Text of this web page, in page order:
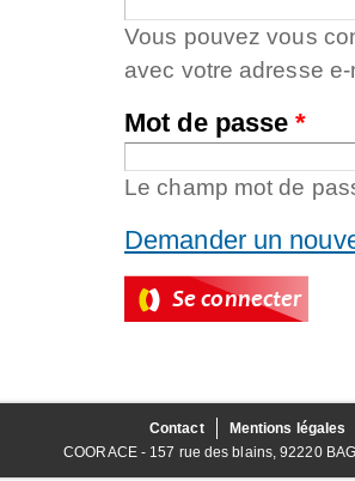
Vous pouvez vous
avec votre adresse e-
Mot de passe*
Le champ mot de
Demander un
Contact
Mentions légales
COORACE - 157 rue des blains, 92220